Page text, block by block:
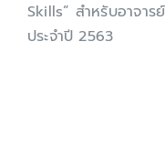
Skills” สำหรับอาจา
ประจำปี 2563